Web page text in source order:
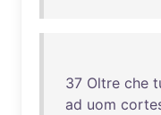
37 Oltre che
ad uom